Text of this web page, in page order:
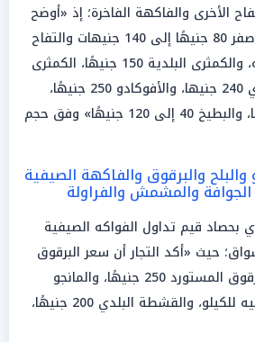
الأخرى والفاكهة الفاخرة؛ إذ «أوضح
التجار أن سعر التفاح الأصفر 80 جنيهًا إلى 140 جنيهات والتفاح
الأحمر 50 إلى 110 جنيه، والكمثرى البلدية 150 جنيهًا، الكمثرى
المستوردة 270 والكيوي 240 جنيها، والأفوكادو 250 جنيهًا،
والخوخ البلدي 40 جنيهًا، والبطيخ 40 إلى 120 جنيهًا» وفق حجم
والبرقوق والفاكهة الصيفية
والمشمش والفراولة
بحصاد قيم تداول الفواكه الصيفية
حيث «أكد التجار أن سعر البرقوق
البلدي 120 جنيهًا، والبرقوق المستورد 250 جنيهًا، والمانجو
صديقة أو نعوم 100 جنيه للكيلو، والقشطة البلدي 200 جنيهًا،